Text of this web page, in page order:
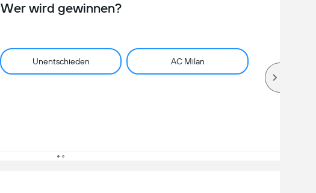
Wer wird gewinnen?
Unentschieden AC Milan